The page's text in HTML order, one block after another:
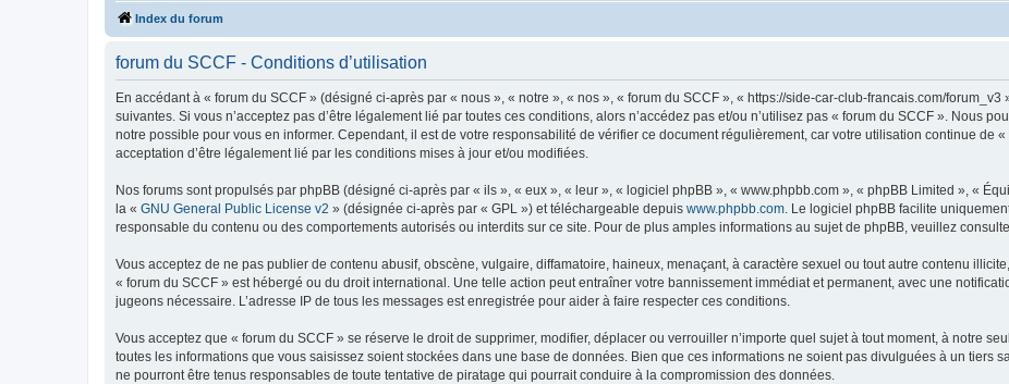
Index du forum
forum du SCCF - Conditions d’utilisation
En accédant à « forum du SCCF » (désigné ci-après par « nous », « notre », « nos », « forum du SCCF », « https://side-car-club-francais.com/
suivantes. Si vous n’acceptez pas d’être légalement lié par toutes ces conditions, alors n’accédez pas et/ou n’utilisez pas « forum du SCCF ». Nous
notre possible pour vous en informer. Cependant, il est de votre responsabilité de vérifier ce document régulièrement, car votre utilisation continue de
acceptation d’être légalement lié par les conditions mises à jour et/ou modifiées.
Nos forums sont propulsés par phpBB (désigné ci-après par « ils », « eux », « leur », « logiciel phpBB », « www.phpbb.com », « phpBB Limited », «
la « GNU General Public License v2 » (désignée ci-après par « GPL ») et téléchargeable depuis www.phpbb.com. Le logiciel phpBB facilite
responsable du contenu ou des comportements autorisés ou interdits sur ce site. Pour de plus amples informations au sujet de phpBB, veuillez
Vous acceptez de ne pas publier de contenu abusif, obscène, vulgaire, diffamatoire, haineux, menaçant, à caractère sexuel ou tout autre contenu
« forum du SCCF » est hébergé ou du droit international. Une telle action peut entraîner votre bannissement immédiat et permanent, avec une
jugeons nécessaire. L’adresse IP de tous les messages est enregistrée pour aider à faire respecter ces conditions.
Vous acceptez que « forum du SCCF » se réserve le droit de supprimer, modifier, déplacer ou verrouiller n’importe quel sujet à tout moment, à notre
toutes les informations que vous saisissez soient stockées dans une base de données. Bien que ces informations ne soient pas divulguées à un tiers
ne pourront être tenus responsables de toute tentative de piratage qui pourrait conduire à la compromission des données.